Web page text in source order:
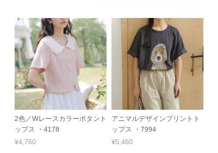
2色／Wレースカラーボタント
ップス ・4178
¥4,760
アニマルデザインプリントト
ップス ・7994
¥5,460